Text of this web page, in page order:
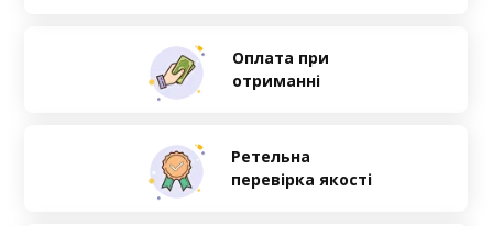
Оплата при
отриманні
Ретельна
перевірка якості